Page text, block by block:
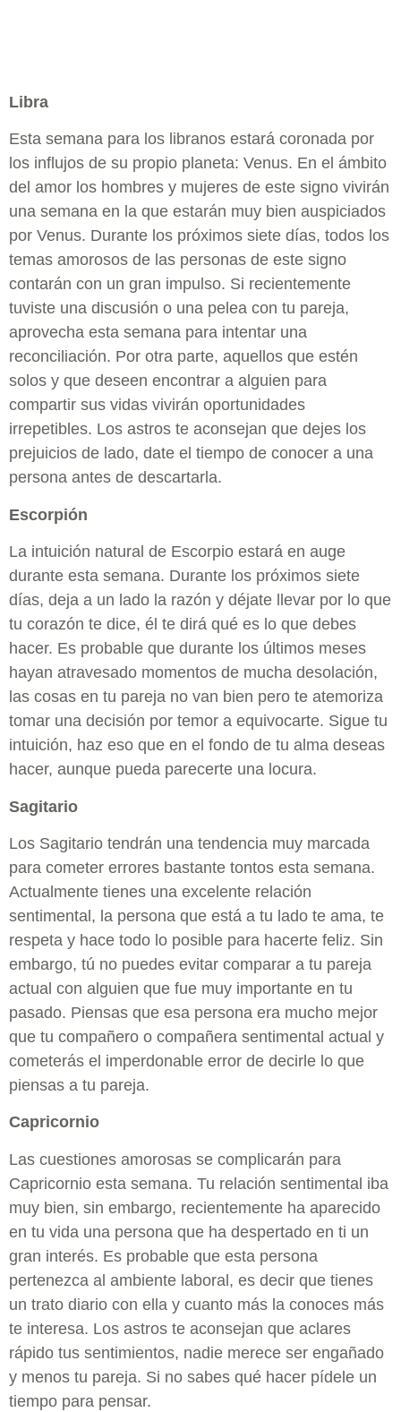
Libra
Esta semana para los libranos estará coronada por
los influjos de su propio planeta: Venus. En el ámbito
del amor los hombres y mujeres de este signo vivirán
una semana en la que estarán muy bien auspiciados
por Venus. Durante los próximos siete días, todos los
temas amorosos de las personas de este signo
contarán con un gran impulso. Si recientemente
tuviste una discusión o una pelea con tu pareja,
aprovecha esta semana para intentar una
reconciliación. Por otra parte, aquellos que estén
solos y que deseen encontrar a alguien para
compartir sus vidas vivirán oportunidades
irrepetibles. Los astros te aconsejan que dejes los
prejuicios de lado, date el tiempo de conocer a una
persona antes de descartarla.
Escorpión
La intuición natural de Escorpio estará en auge
durante esta semana. Durante los próximos siete
días, deja a un lado la razón y déjate llevar por lo que
tu corazón te dice, él te dirá qué es lo que debes
hacer. Es probable que durante los últimos meses
hayan atravesado momentos de mucha desolación,
las cosas en tu pareja no van bien pero te atemoriza
tomar una decisión por temor a equivocarte. Sigue tu
intuición, haz eso que en el fondo de tu alma deseas
hacer, aunque pueda parecerte una locura.
Sagitario
Los Sagitario tendrán una tendencia muy marcada
para cometer errores bastante tontos esta semana.
Actualmente tienes una excelente relación
sentimental, la persona que está a tu lado te ama, te
respeta y hace todo lo posible para hacerte feliz. Sin
embargo, tú no puedes evitar comparar a tu pareja
actual con alguien que fue muy importante en tu
pasado. Piensas que esa persona era mucho mejor
que tu compañero o compañera sentimental actual y
cometerás el imperdonable error de decirle lo que
piensas a tu pareja.
Capricornio
Las cuestiones amorosas se complicarán para
Capricornio esta semana. Tu relación sentimental iba
muy bien, sin embargo, recientemente ha aparecido
en tu vida una persona que ha despertado en ti un
gran interés. Es probable que esta persona
pertenezca al ambiente laboral, es decir que tienes
un trato diario con ella y cuanto más la conoces más
te interesa. Los astros te aconsejan que aclares
rápido tus sentimientos, nadie merece ser engañado
y menos tu pareja. Si no sabes qué hacer pídele un
tiempo para pensar.